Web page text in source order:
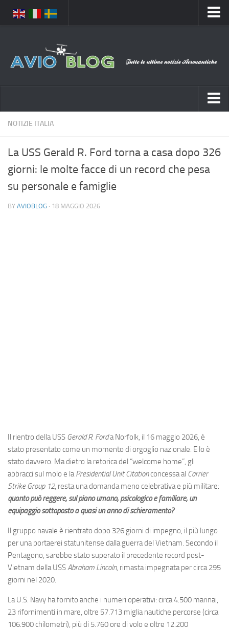
Chi Siamo
Contatti
Notizie Italia
Aeronautica Militare
Aeroporti
Compagnie Aeree
Forze Aeree
Industria
Eventi
NOTIZIE ITALIA
La USS Gerald R. Ford torna a casa dopo 326
giorni: le molte facce di un record che pesa
su personale e famiglie
BY AVIOBLOG · 18 MAGGIO 2026
Il rientro della USS Gerald R. Forda Norfolk, il 16 maggio 2026, è
stato presentato come un momento di orgoglio nazionale. E lo è
stato davvero. Ma dietro la retorica del “welcome home”, gli
abbracci sul molo e laPresidential Unit Citationconcessa al Carrier
Strike Group 12, resta una domanda meno celebrativa e più militare:
quanto può reggere, sul piano umano, psicologico e familiare, un
equipaggio sottoposto a quasi un anno di schieramento?
Il gruppo navale è rientrato dopo 326 giorni di impegno, il più lungo
per una portaerei statunitense dalla guerra del Vietnam. Secondo il
Pentagono, sarebbe stato superato il precedente record post-
Vietnam della USSAbraham Lincoln, rimasta impegnata per circa 295
giorni nel 2020.
La U.S. Navy ha fornito anche i numeri operativi: circa 4.500 marinai,
23 rifornimenti in mare, oltre 57.713 miglia nautiche percorse (circa
106.900 chilometri), più di 5.760 ore di volo e oltre 12.200